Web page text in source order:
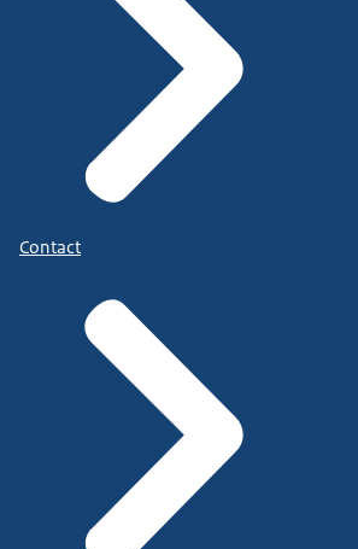
Contact